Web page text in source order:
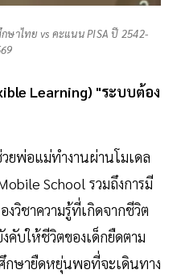
ษาไทย vs คะแนน PISA ปี 2542-
Learning) "ระบบต้อง
ยพ่อแม่ทำงานผ่านโมเดล
School รวมถึงการมี
วิชาความรู้ที่เกิดจากชีวิต
คับให้ชีวิตของเด็กยืดตาม
กษายืดหยุ่นพอที่จะเดินทาง